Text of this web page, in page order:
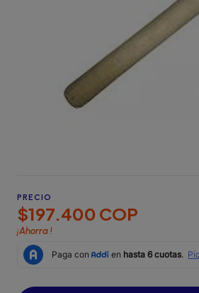
PRECIO
$197.400 COP
¡Ahorra!